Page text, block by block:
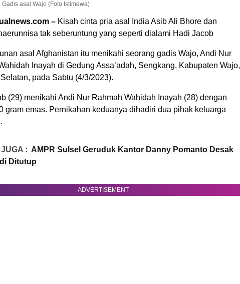
asal Wajo (Foto Istimewa)
– Kisah cinta pria asal India Asib Ali Bhore dan
tak seberuntung yang seperti dialami Hadi Jacob
asal Afghanistan itu menikahi seorang gadis Wajo, Andi Nur
Inayah di Gedung Assa’adah, Sengkang, Kabupaten Wajo,
pada Sabtu (4/3/2023).
(29) menikahi Andi Nur Rahmah Wahidah Inayah (28) dengan
gram emas. Pernikahan keduanya dihadiri dua pihak keluarga
: AMPR Sulsel Geruduk Kantor Danny Pomanto Desak
Ditutup
ADVERTISEMENT